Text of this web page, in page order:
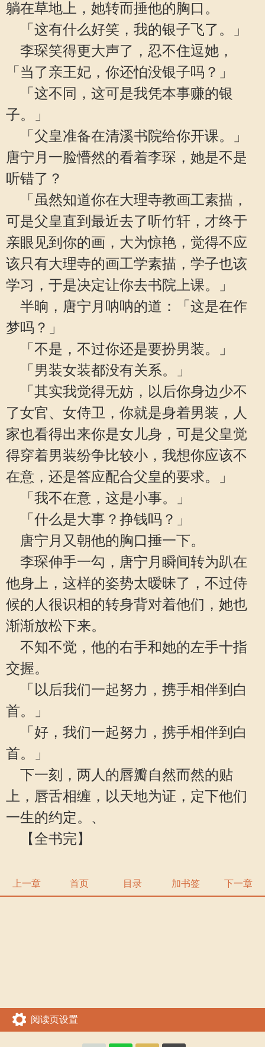
躺在草地上，她转而捶他的胸口。
「这有什么好笑，我的银子飞了。」
李琛笑得更大声了，忍不住逗她，
「当了亲王妃，你还怕没银子吗？」
「这不同，这可是我凭本事赚的银
子。」
「父皇准备在清溪书院给你开课。」
唐宁月一脸懵然的看着李琛，她是不是
听错了？
「虽然知道你在大理寺教画工素描，
可是父皇直到最近去了听竹轩，才终于
亲眼见到你的画，大为惊艳，觉得不应
该只有大理寺的画工学素描，学子也该
学习，于是决定让你去书院上课。」
半晌，唐宁月呐呐的道：「这是在作
梦吗？」
「不是，不过你还是要扮男装。」
「男装女装都没有关系。」
「其实我觉得无妨，以后你身边少不
了女官、女侍卫，你就是身着男装，人
家也看得出来你是女儿身，可是父皇觉
得穿着男装纷争比较小，我想你应该不
在意，还是答应配合父皇的要求。」
「我不在意，这是小事。」
「什么是大事？挣钱吗？」
唐宁月又朝他的胸口捶一下。
李琛伸手一勾，唐宁月瞬间转为趴在
他身上，这样的姿势太暧昧了，不过侍
候的人很识相的转身背对着他们，她也
渐渐放松下来。
不知不觉，他的右手和她的左手十指
交握。
「以后我们一起努力，携手相伴到白
首。」
「好，我们一起努力，携手相伴到白
首。」
下一刻，两人的唇瓣自然而然的贴
上，唇舌相缠，以天地为证，定下他们
一生的约定。、
【全书完】
上一章 首页 目录 加书签 下一章
阅读页设置